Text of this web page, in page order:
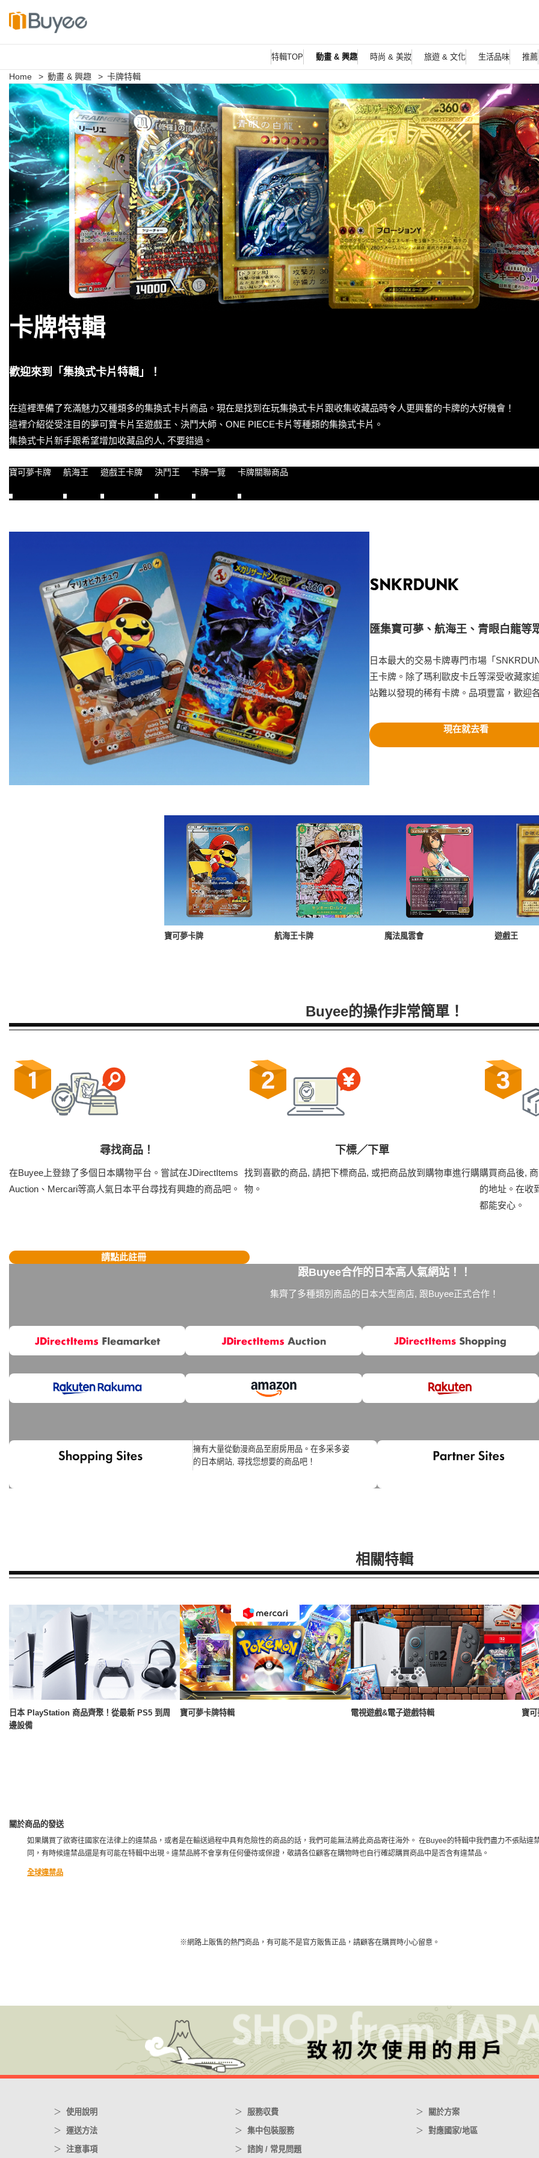
S
k
p
t
o
c
o
n
t
e
t
特輯TOP 動畫 & 興趣 時尚 & 美妝 旅遊 & 文化 生活品味 推薦
Home > 動畫 & 興趣 > 卡牌特輯
卡牌特輯
歡迎來到「集換式卡片特輯」！
在這裡準備了充滿魅力又種類多的集換式卡片商品。現在是找到在玩集換式卡片跟收集收藏品時令人更興奮的卡牌的大好機會！
這裡介紹從受注目的夢可寶卡片至遊戲王、決鬥大師、ONE PIECE卡片等種類的集換式卡片。
集換式卡片新手跟希望增加收藏品的人, 不要錯過。
寶可夢卡牌 航海王 遊戲王卡牌 決鬥王 卡牌一覽 卡牌關聯商品
匯集寶可夢、航海王、青眼白龍等
日本最大的交易卡牌專門市場「
王卡牌。除了瑪利歐皮卡丘等深受收藏家
站難以發現的稀有卡牌。品項豐富，歡迎
現在就去看
寶可夢卡牌 航海王卡牌 魔法風雲會 遊戲王
Buyee的操作非常簡單！
尋找商品！
在Buyee上登錄了多個日本購物平台。嘗試在JDirectItems
Auction、Mercari等高人氣日本平台尋找有興趣的商品吧。
下標／下單
找到喜歡的商品, 請把下標商品, 或把商品放到購物車進行購
物。
購買商品後,
的地址。在收
都能安心。
請點此註冊
跟Buyee合作的日本高人氣網站！！
集齊了多種類別商品的日本大型商店, 跟Buyee正式合作！
擁有大量從動漫商品至廚房用品。在多采多姿
的日本網站, 尋找您想要的商品吧！
相關特輯
日本 PlayStation 商品齊聚！從最新 PS5 到周
邊設備
寶可夢卡牌特輯 電視遊戲&電子遊戲特輯 寶
關於商品的發送
如果購買了欲寄往國家在法律上的違禁品，或者是在輸送過程中具有危險性的商品的話，我們可能無法將此商品寄往海外。 在Buyee的特輯中我們盡力不張貼違
同，有時候違禁品還是有可能在特輯中出現。違禁品將不會享有任何優待或保證，敬請各位顧客在購物時也自行確認購買商品中是否含有違禁品。
全球違禁品
※網路上販售的熱門商品，有可能不是官方販售正品，請顧客在購買時小心留意。
使用說明 服務収費 關於方案
運送方法 集中包裝服務 對應國家/地區
注意事項 諮詢 / 常見問題